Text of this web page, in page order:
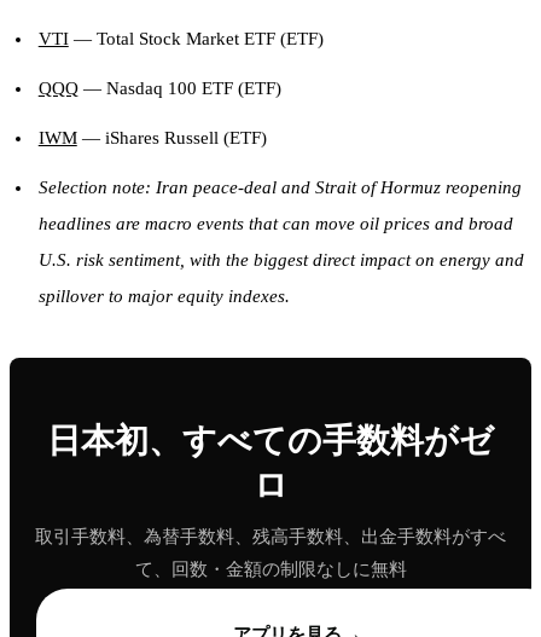
VTI— Total Stock Market ETF (ETF)
QQQ— Nasdaq 100 ETF (ETF)
IWM— iShares Russell (ETF)
Selection note: Iran peace-deal and Strait of Hormuz reopening
headlines are macro events that can move oil prices and broad
U.S. risk sentiment, with the biggest direct impact on energy and
spillover to major equity indexes.
日本初、すべての手数料がゼ
ロ
取引手数料、為替手数料、残高手数料、出金手数料がすべ
て、回数・金額の制限なしに無料